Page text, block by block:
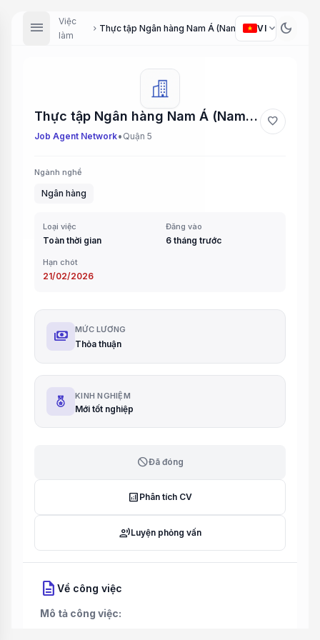
menu
Việc
làm
chevron_right Thực tập Ngân hàng Nam Á (Nam A Bank Intern)
VI expand_more dark_mode
Thực tập Ngân hàng Nam Á (Nam A Bank Intern)
Job Agent Network• Quận 5
favorite
Ngành nghề
Ngân hàng
Loại việc
Toàn thời gian
Đăng vào
6 tháng trước
Hạn chót
21/02/2026
payments MỨC LƯƠNG
Thỏa thuận
KINH NGHIỆM
Mới tốt nghiệp
blockĐã đóng
analytics Phân tích CV
record_voice_overLuyện phỏng vấn
description Về công việc
Mô tả công việc: